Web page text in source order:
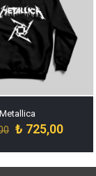
Metallica
Orijinal
₺ 800,00.
₺ 725,00Şu
fiyat:
₺